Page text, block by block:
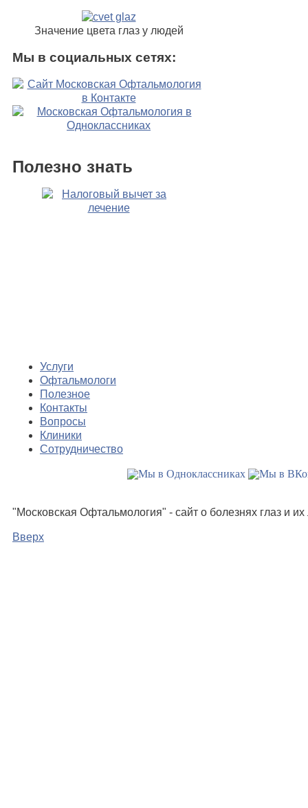
Значение цвета глаз у людей
Мы в социальных сетях:
Полезно знать
Услуги
Офтальмологи
Полезное
Контакты
Вопросы
Клиники
Сотрудничество
"Московская Офтальмология" - сайт о болезнях глаз и
Вверх